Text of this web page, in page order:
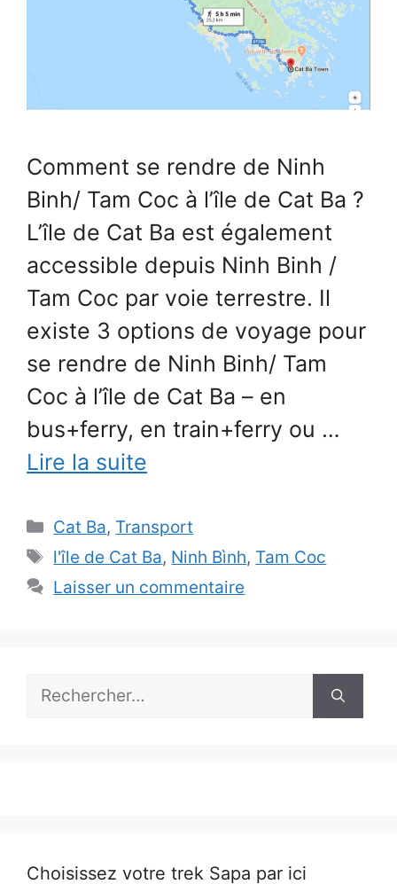
Comment se rendre de Ninh
Binh/ Tam Coc à l’île de Cat Ba ?
L’île de Cat Ba est également
accessible depuis Ninh Binh /
Tam Coc par voie terrestre. Il
existe 3 options de voyage pour
se rendre de Ninh Binh/ Tam
Coc à l’île de Cat Ba – en
bus+ferry, en train+ferry ou …
Lire la suite
Catégories
Cat Ba, Transport
Étiquettes
l'île de Cat Ba, Ninh Bình, Tam Coc
Laisser un commentaire
Rechercher :
Choisissez votre trek Sapa par ici